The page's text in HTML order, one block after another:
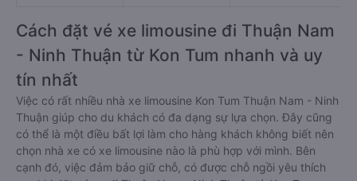
Cách đặt vé xe limousine đi Thuận Nam
- Ninh Thuận từ Kon Tum nhanh và uy
tín nhất
Việc có rất nhiều nhà xe limousine Kon Tum Thuận Nam - Ninh
Thuận giúp cho du khách có đa dạng sự lựa chọn. Đây cũng
có thể là một điều bất lợi làm cho hàng khách không biết nên
chọn nhà xe có xe limousine nào là phù hợp với mình. Bên
cạnh đó, việc đảm bảo giữ chỗ, có được chỗ ngồi yêu thích